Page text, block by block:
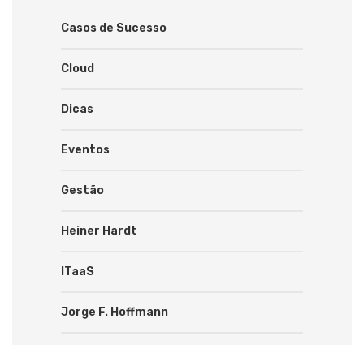
Casos de Sucesso
Cloud
Dicas
Eventos
Gestão
Heiner Hardt
ITaaS
Jorge F. Hoffmann